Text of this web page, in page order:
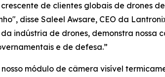
crescente de clientes globais de drones
disse Saleel Awsare, CEO da
indústria de drones, demonstra
e de defesa.”
módulo de câmera visível